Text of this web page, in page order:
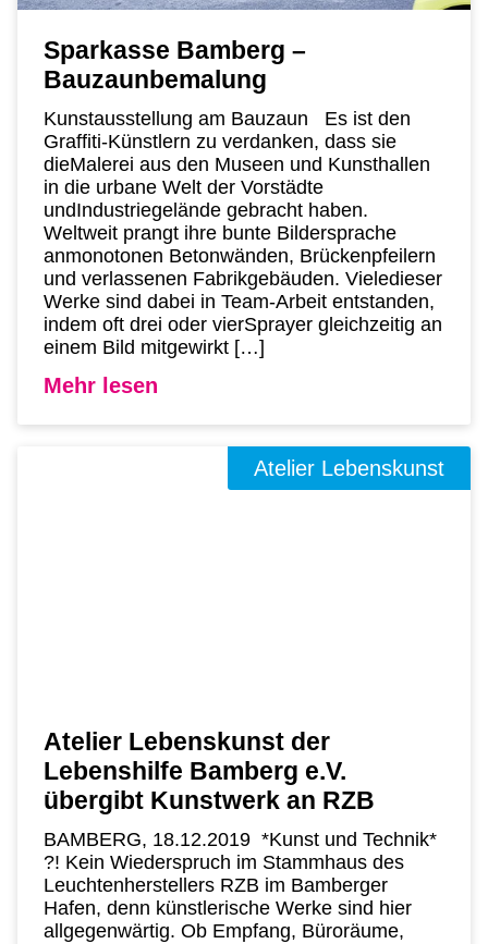
Sparkasse Bamberg –
Bauzaunbemalung
Kunstausstellung am Bauzaun Es ist den
Graffiti-Künstlern zu verdanken, dass sie
dieMalerei aus den Museen und Kunsthallen
in die urbane Welt der Vorstädte
undIndustriegelände gebracht haben.
Weltweit prangt ihre bunte Bildersprache
anmonotonen Betonwänden, Brückenpfeilern
und verlassenen Fabrikgebäuden. Vieledieser
Werke sind dabei in Team-Arbeit entstanden,
indem oft drei oder vierSprayer gleichzeitig an
einem Bild mitgewirkt […]
Mehr lesen
Atelier Lebenskunst
Atelier Lebenskunst der
Lebenshilfe Bamberg e.V.
übergibt Kunstwerk an RZB
BAMBERG, 18.12.2019 *Kunst und Technik*
?! Kein Wiederspruch im Stammhaus des
Leuchtenherstellers RZB im Bamberger
Hafen, denn künstlerische Werke sind hier
allgegenwärtig. Ob Empfang, Büroräume,